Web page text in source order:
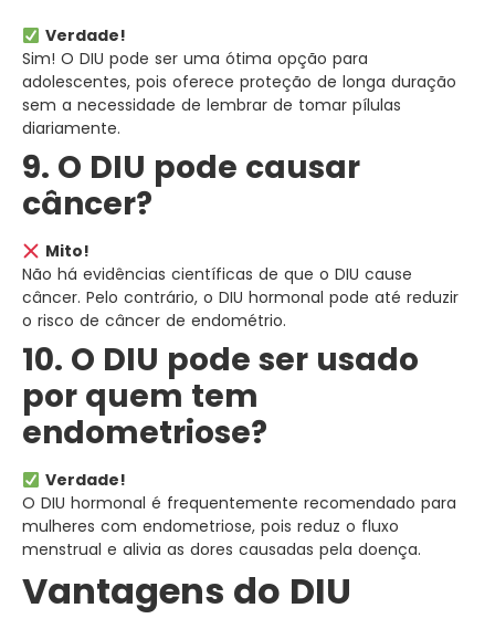
Verdade!
Sim! O DIU pode ser uma ótima opção para
adolescentes, pois oferece proteção de longa duração
sem a necessidade de lembrar de tomar pílulas
diariamente.
9. O DIU pode causar
câncer?
Mito!
Não há evidências científicas de que o DIU cause
câncer. Pelo contrário, o DIU hormonal pode até reduzir
o risco de câncer de endométrio.
10. O DIU pode ser usado
por quem tem
endometriose?
Verdade!
O DIU hormonal é frequentemente recomendado para
mulheres com endometriose, pois reduz o fluxo
menstrual e alivia as dores causadas pela doença.
Vantagens do DIU